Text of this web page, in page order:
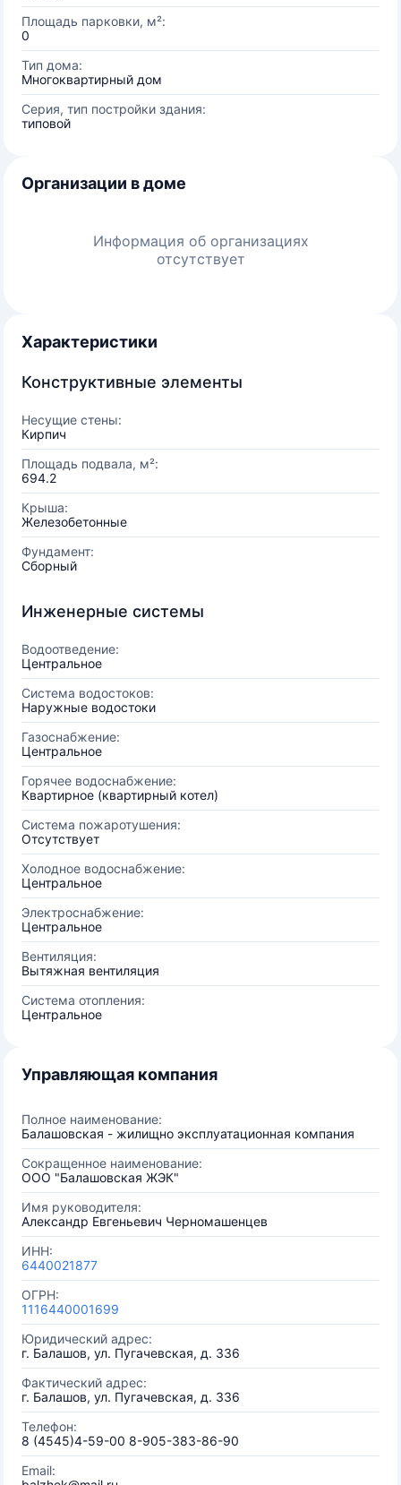
Площадь парковки, м²:
0
Тип дома:
Многоквартирный дом
Серия, тип постройки здания:
типовой
Организации в доме
Информация об организациях
отсутствует
Характеристики
Конструктивные элементы
Несущие стены:
Кирпич
Площадь подвала, м²:
694.2
Крыша:
Железобетонные
Фундамент:
Сборный
Инженерные системы
Водоотведение:
Центральное
Система водостоков:
Наружные водостоки
Газоснабжение:
Центральное
Горячее водоснабжение:
Квартирное (квартирный котел)
Система пожаротушения:
Отсутствует
Холодное водоснабжение:
Центральное
Электроснабжение:
Центральное
Вентиляция:
Вытяжная вентиляция
Система отопления:
Центральное
Управляющая компания
Полное наименование:
Балашовская - жилищно эксплуатационная компания
Сокращенное наименование:
ООО "Балашовская ЖЭК"
Имя руководителя:
Александр Евгеньевич Черномашенцев
ИНН:
6440021877
ОГРН:
1116440001699
Юридический адрес:
г. Балашов, ул. Пугачевская, д. 336
Фактический адрес:
г. Балашов, ул. Пугачевская, д. 336
Телефон:
8 (4545)4-59-00 8-905-383-86-90
Email: